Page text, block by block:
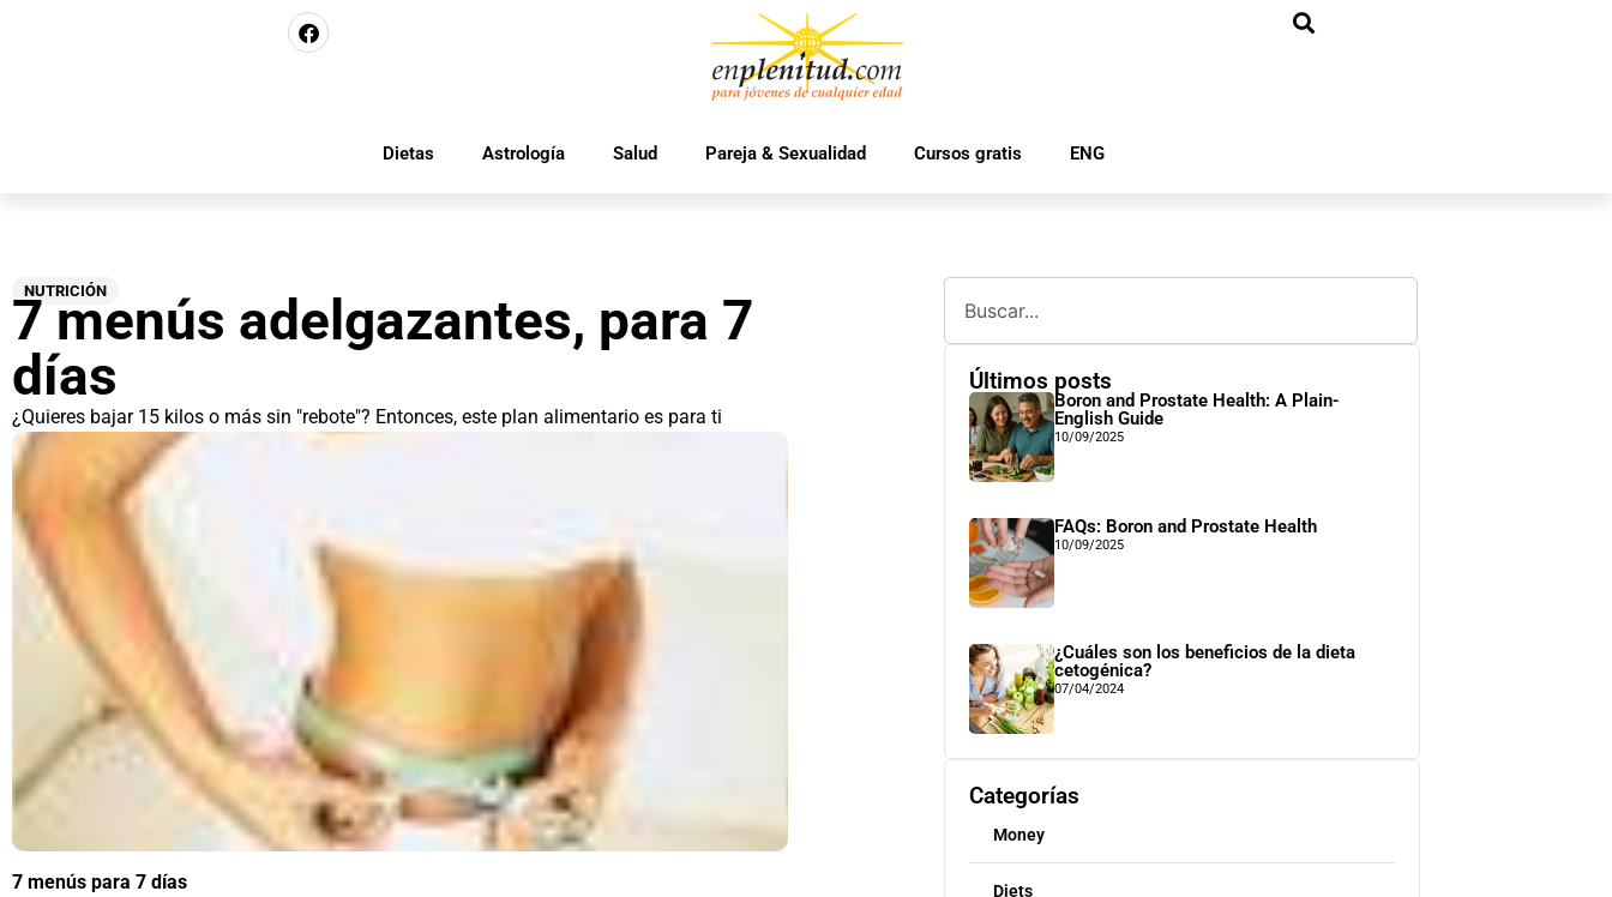
Dietas Astrología Salud Pareja & Sexualidad Cursos gratis ENG
NUTRICIÓN
7 menús adelgazantes, para 7
días
¿Quieres bajar 15 kilos o más sin "rebote"? Entonces, este plan alimentario es para ti
7 menús para 7 días
Últimos posts
Boron and Prostate Health: A Plain-
English Guide
10/09/2025
FAQs: Boron and Prostate Health
10/09/2025
¿Cuáles son los beneficios de la dieta
cetogénica?
07/04/2024
Categorías
Money
Diets